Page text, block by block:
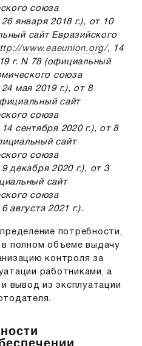
союза
января 2018 г.), от 10
сайт Евразийского
www.eaeunion.org/, 14
г. N 78 (официальный
союза
мая 2019 г.), от 8
сайт
союза
сентября 2020 г.), от 8
сайт
союза
декабря 2020 г.), от 3
сайт
союза
августа 2021 г.).
потребности,
полном объеме выдачу
контроля за
работниками, а
вывод из эксплуатации